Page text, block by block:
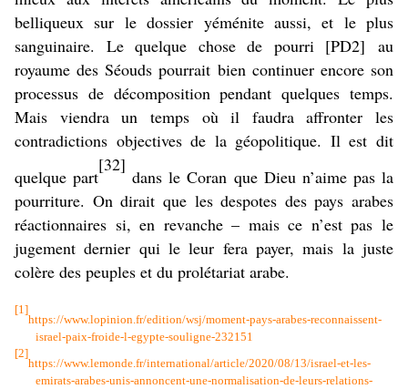
belliqueux sur le dossier yéménite aussi, et le plus
sanguinaire. Lequelque chose de pourri [PD2] au
royaume des Séouds pourrait bien continuer encore son
processus de décomposition pendant quelques temps.
Mais viendra un temps où il faudra affronter les
contradictions objectives de la géopolitique. Il est dit
quelque part
[32]
dans le Coran que Dieu n’aime pas la
pourriture. On dirait que les despotes des pays arabes
réactionnaires si, en revanche – mais ce n’est pas le
jugement dernier qui le leur fera payer, mais la juste
colère des peuples et du prolétariat arabe.
[1]
https://www.lopinion.fr/edition/wsj/moment-pays-arabes-reconnaissent-
israel-paix-froide-l-egypte-souligne-232151
[2]
https://www.lemonde.fr/international/article/2020/08/13/israel-et-les-
emirats-arabes-unis-annoncent-une-normalisation-de-leurs-relations-